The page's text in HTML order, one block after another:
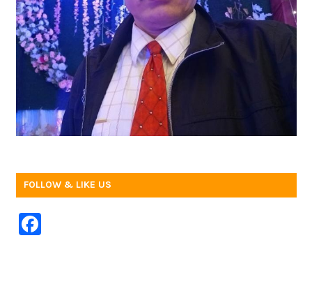
FOLLOW & LIKE US
F